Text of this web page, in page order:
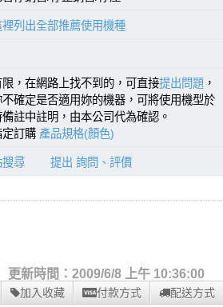
列出全部推薦使用機種
限，在網路上找不到的，可直接提出問題 ，
確定是否適用妳的機器，可將使用機型於
註中註明，由本公司代為確認。
訂購 產品規格(顏色)
搜尋 提出 詢問、評價
更新時間：2009/6/8 上午 10:36:00
加入收藏 付款方式 配送方式